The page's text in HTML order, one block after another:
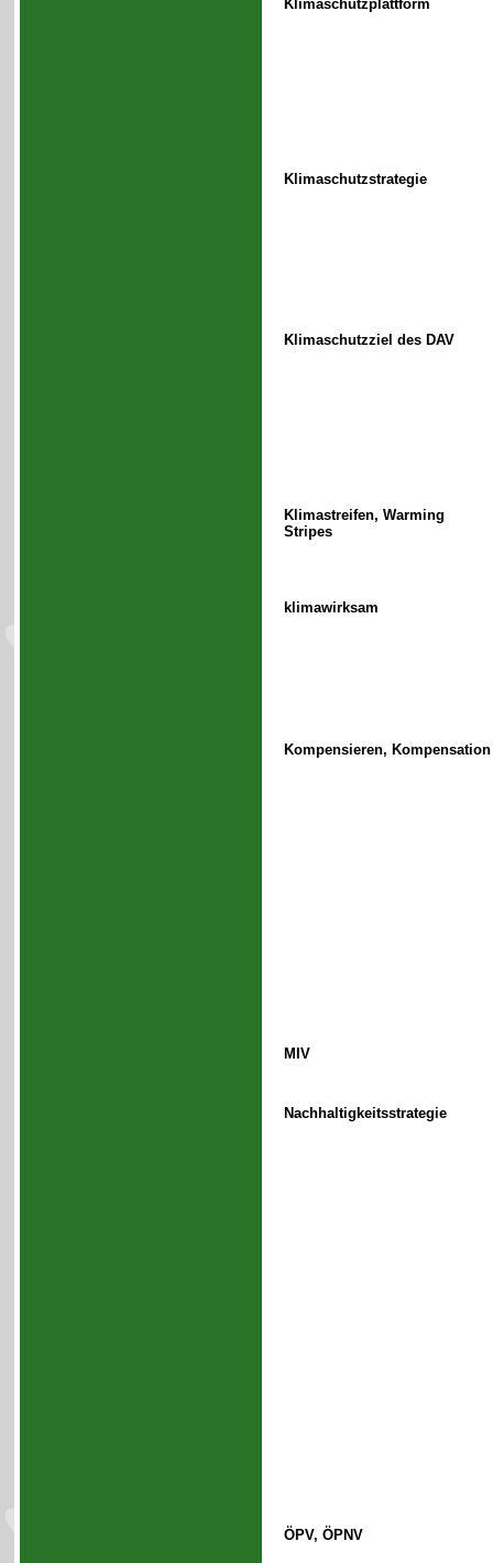
Klimaschutzplattform
Klimaschutzstrategie
Klimaschutzziel des DAV
Klimastreifen, Warming
Stripes
klimawirksam
Kompensieren, Kompensation
MIV
Nachhaltigkeitsstrategie
ÖPV, ÖPNV